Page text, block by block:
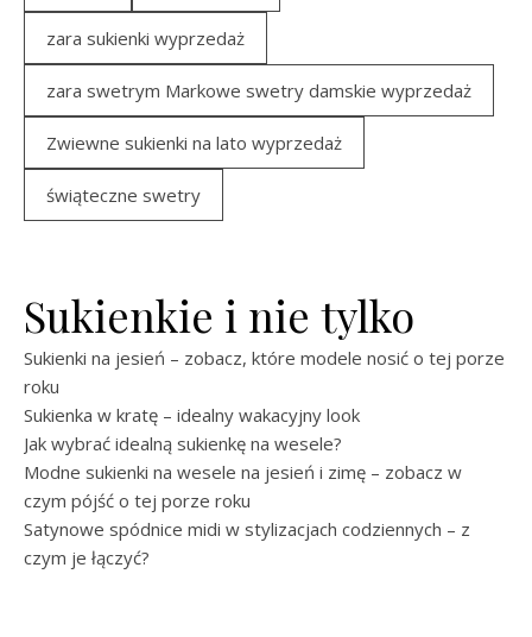
zara sukienki wyprzedaż
zara swetrym Markowe swetry damskie wyprzedaż
Zwiewne sukienki na lato wyprzedaż
świąteczne swetry
Sukienkie i nie tylko
Sukienki na jesień – zobacz, które modele nosić o tej porze
roku
Sukienka w kratę – idealny wakacyjny look
Jak wybrać idealną sukienkę na wesele?
Modne sukienki na wesele na jesień i zimę – zobacz w
czym pójść o tej porze roku
Satynowe spódnice midi w stylizacjach codziennych – z
czym je łączyć?